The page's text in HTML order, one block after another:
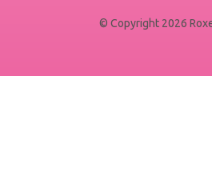
© Copyright 2026